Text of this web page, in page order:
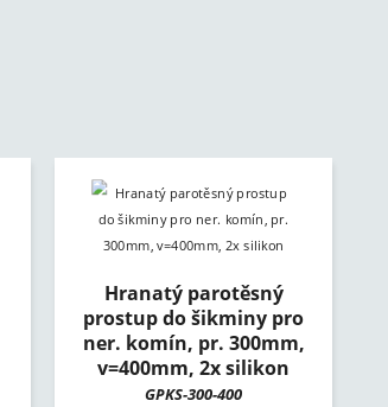
Hranatý parotěsný
prostup do šikminy pro
ner. komín, pr. 300mm,
v=400mm, 2x silikon
GPKS-300-400